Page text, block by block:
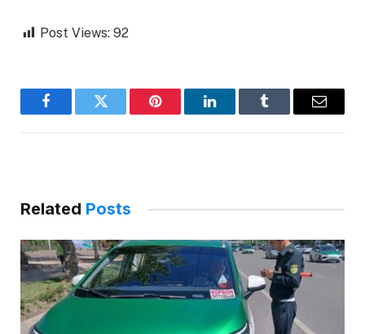
Post Views: 92
FacebookTwitter Pinterest LinkedInTumblr Email
Related Posts